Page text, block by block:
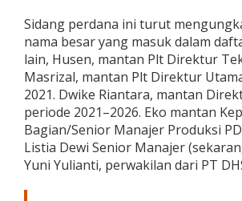
Sidang perdana ini turut
nama besar yang masuk dalam
lain, Husen, mantan Plt Direktur
Masrizal, mantan Plt Direktur
2021. Dwike Riantara, mantan
periode 2021–2026. Eko mantan
Bagian/Senior Manajer Produksi
Listia Dewi Senior Manajer
Yuni Yulianti, perwakilan dari PT